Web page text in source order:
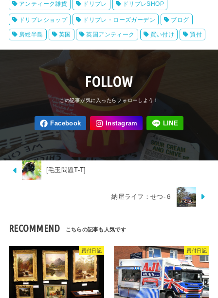
アンティーク雑貨 ドリプレ ドリプレSHOP
ドリプレショップ ドリプレ・ローズガーデン ブログ
房総半島 英国 英国アンティーク 買い付け 買付
FOLLOW
[毛玉問題T-T]
納屋ライフ：せつ-６
RECOMMEND
買付日記 買付日記